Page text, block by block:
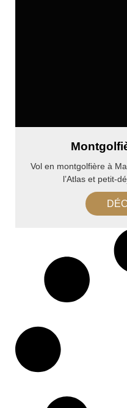
Vol en montgolfière à
l’Atlas et petit-